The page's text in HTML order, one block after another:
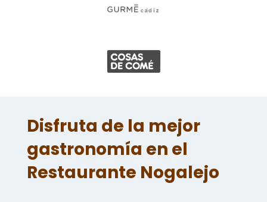
Disfruta de la mejor
gastronomía en el
Restaurante Nogalejo